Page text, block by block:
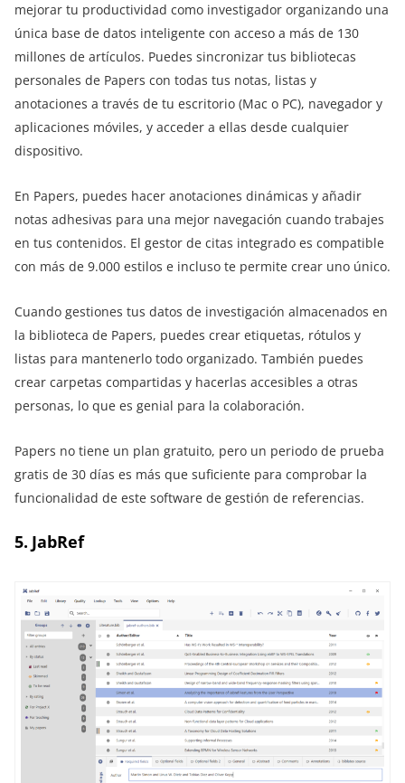
mejorar tu productividad como investigador organizando una
única base de datos inteligente con acceso a más de 130
millones de artículos. Puedes sincronizar tus bibliotecas
personales de Papers con todas tus notas, listas y
anotaciones a través de tu escritorio (Mac o PC), navegador y
aplicaciones móviles, y acceder a ellas desde cualquier
dispositivo.
En Papers, puedes hacer anotaciones dinámicas y añadir
notas adhesivas para una mejor navegación cuando trabajes
en tus contenidos. El gestor de citas integrado es compatible
con más de 9.000 estilos e incluso te permite crear uno único.
Cuando gestiones tus datos de investigación almacenados en
la biblioteca de Papers, puedes crear etiquetas, rótulos y
listas para mantenerlo todo organizado. También puedes
crear carpetas compartidas y hacerlas accesibles a otras
personas, lo que es genial para la colaboración.
Papers no tiene un plan gratuito, pero un periodo de prueba
gratis de 30 días es más que suficiente para comprobar la
funcionalidad de este software de gestión de referencias.
5. JabRef